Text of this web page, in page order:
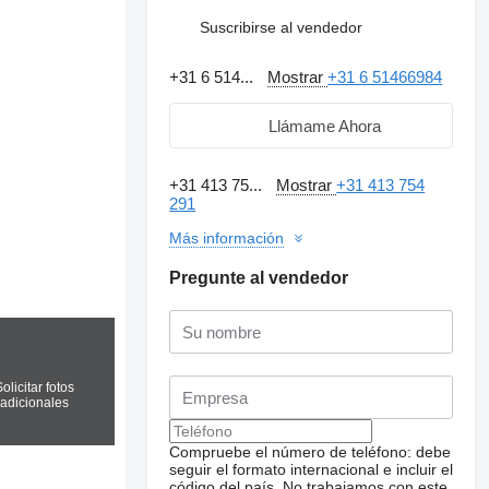
fotos
adicionales
Suscribirse al vendedor
+31 6 514... Mostrar+31 6 51466984
Llámame Ahora
+31 413 75... Mostrar+31 413 754
291
Más información
Pregunte al vendedor
Compruebe el número de teléfono: debe
seguir el formato internacional e incluir el